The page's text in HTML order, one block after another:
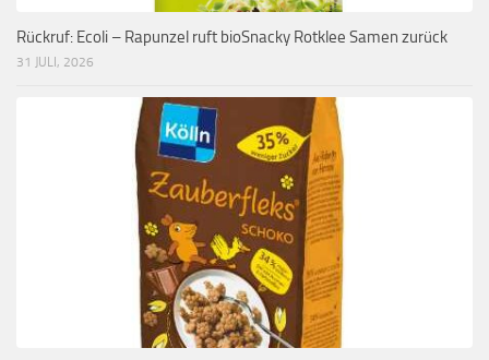
Rückruf: Ecoli – Rapunzel ruft bioSnacky Rotklee Samen zurück
31 JULI, 2026